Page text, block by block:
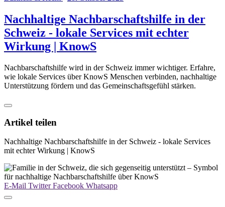
Nachhaltige Nachbarschaftshilfe in der
Schweiz - lokale Services mit echter
Wirkung | KnowS
Nachbarschaftshilfe wird in der Schweiz immer wichtiger. Erfahre,
wie lokale Services über KnowS Menschen verbinden, nachhaltige
Unterstützung fördern und das Gemeinschaftsgefühl stärken.
Artikel teilen
Nachhaltige Nachbarschaftshilfe in der Schweiz - lokale Services
mit echter Wirkung | KnowS
E-Mail TwitterFacebook Whatsapp